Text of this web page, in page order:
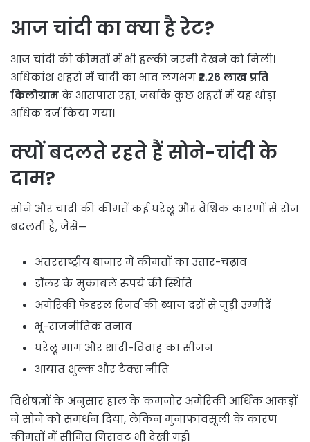
आज चांदी का क्या है रेट?
आज चांदी की कीमतों में भी हल्की नरमी देखने को मिली।
अधिकांश शहरों में चांदी का भाव लगभग₹2.26 लाख प्रति
किलोग्रामके आसपास रहा, जबकि कुछ शहरों में यह थोड़ा
अधिक दर्ज किया गया।
क्यों बदलते रहते हैं सोने-चांदी के
दाम?
सोने और चांदी की कीमतें कई घरेलू और वैश्विक कारणों से रोज
बदलती हैं, जैसे—
अंतरराष्ट्रीय बाजार में कीमतों का उतार-चढ़ाव
डॉलर के मुकाबले रुपये की स्थिति
अमेरिकी फेडरल रिजर्व की ब्याज दरों से जुड़ी उम्मीदें
भू-राजनीतिक तनाव
घरेलू मांग और शादी-विवाह का सीजन
आयात शुल्क और टैक्स नीति
विशेषज्ञों के अनुसार हाल के कमजोर अमेरिकी आर्थिक आंकड़ों
ने सोने को समर्थन दिया, लेकिन मुनाफावसूली के कारण
कीमतों में सीमित गिरावट भी देखी गई।